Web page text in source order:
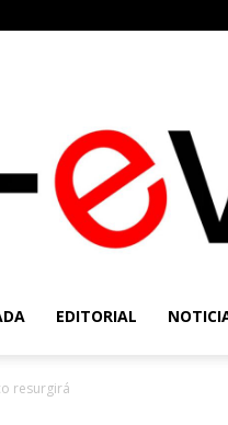
EDITORIAL
resurgirá